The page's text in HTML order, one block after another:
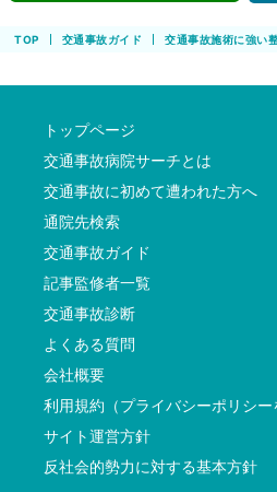
TOP 交通事故ガイド 交通事故施術に強い
トップページ
交通事故病院サーチとは
交通事故に初めて遭われた方へ
通院先検索
交通事故ガイド
記事監修者一覧
交通事故診断
よくある質問
会社概要
利用規約（プライバシーポリシー
サイト運営方針
反社会的勢力に対する基本方針